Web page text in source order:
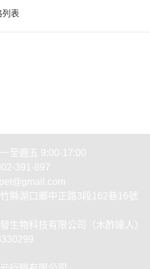
列表
至週五 9:00-17:00
391-897
縣湖口鄉中正路3段162巷16號
生物科技有限公司（木酢達人）